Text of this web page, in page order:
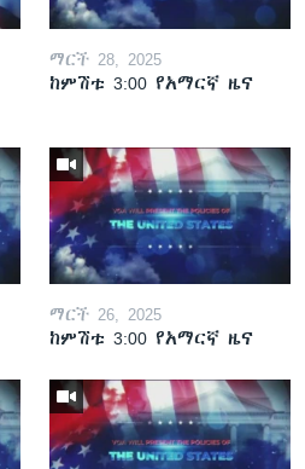
ማርች 28, 2025
ከምሽቱ 3:00 የአማርኛ ዜና
ማርች 26, 2025
ከምሽቱ 3:00 የአማርኛ ዜና